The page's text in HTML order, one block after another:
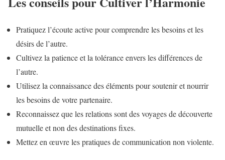
Pratiquez l’écoute active pour comprendre les besoins et les
désirs de l’autre.
Cultivez la patience et la tolérance envers les différences de
l’autre.
Utilisez la connaissance des éléments pour soutenir et nourrir
les besoins de votre partenaire.
Reconnaissez que les relations sont des voyages de découverte
mutuelle et non des destinations fixes.
Mettez en œuvre les pratiques de communication non violente.